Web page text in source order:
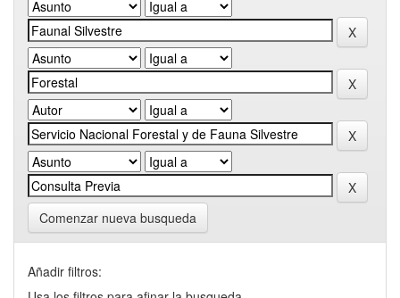
Comenzar nueva busqueda
Añadir filtros: